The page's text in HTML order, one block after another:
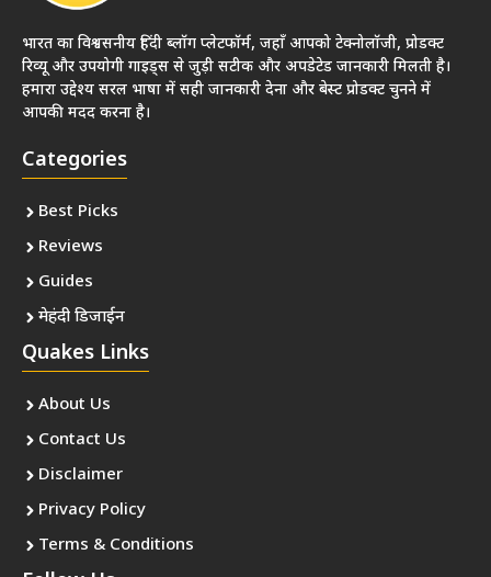
भारत का विश्वसनीय हिंदी ब्लॉग प्लेटफॉर्म, जहाँ आपको टेक्नोलॉजी, प्रोडक्ट
रिव्यू और उपयोगी गाइड्स से जुड़ी सटीक और अपडेटेड जानकारी मिलती है।
हमारा उद्देश्य सरल भाषा में सही जानकारी देना और बेस्ट प्रोडक्ट चुनने में
आपकी मदद करना है।
Categories
Best Picks
Reviews
Guides
मेहंदी डिजाईन
Quakes Links
About Us
Contact Us
Disclaimer
Privacy Policy
Terms & Conditions